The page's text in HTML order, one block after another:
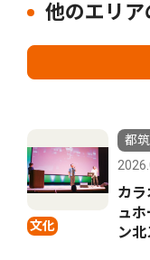
他のエリア
文化
都
カ
ュ
ン